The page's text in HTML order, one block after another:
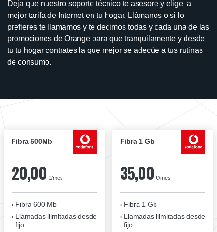
Deja que nuestro soporte técnico te asesore y elige la
mejor tarifa de Internet en tu hogar. Llámanos o si lo
prefieres te llamamos y te decimos todas y cada una de las
promociones de Orange para que tranquilamente y desde
tu tu hogar contrates la que mejor se adecúe a tus rutinas
de consumo.
Fibra 600Mb
20,00 €/mes
Fibra 600 Mb
Llamadas ilimitadas desde
fijo
Fibra 1 Gb
35,00 €/mes
Fibra 1 Gb
Llamadas ilimitadas desde
fijo